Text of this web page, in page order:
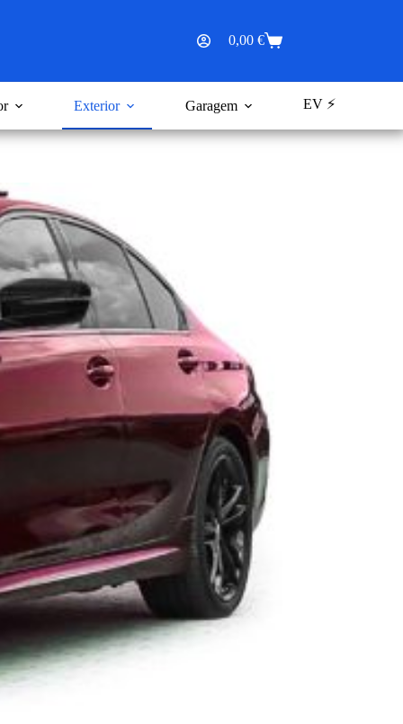
Carrinho
compras
0,00 €
Exterior Garagem EV ⚡